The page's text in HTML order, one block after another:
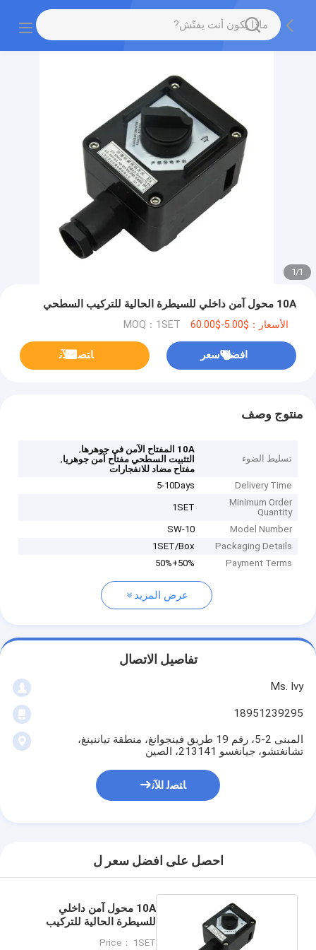
1
/
1
10A محول آمن داخلي للسيطرة الحالية للتركيب السطحي
الأسعار：$5.00-$60.00 MOQ：1SET
افضل سعر ﺎﺘﺼﻟ ﺍﻶﻧ
منتوج وصف
تسليط الضوء
10A المفتاح الآمن في جوهرها
,
التثبيت السطحي مفتاح آمن جوهريا,
مفتاح مضاد للانفجارات
Delivery Time
5-10Days
Minimum Order
Quantity
1SET
Model Number
SW-10
Packaging Details
1SET/Box
Payment Terms
50%+50%
عرض المزيد
تفاصيل الاتصال
Ms. Ivy
18951239295
المبنى 2-5، رقم 19 طريق فينجوانغ، منطقة تياننينغ،
تشانغتشو، جيانغسو 213141، الصين
ﺎﺘﺼﻟ ﺍﻶﻧ
احصل على افضل سعر ل
10A محول آمن داخلي
للسيطرة الحالية للتركيب
Price： 1SET